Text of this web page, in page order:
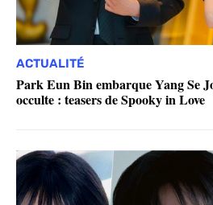
ACTUALITÉ
Park Eun Bin embarque Yang Se
occulte : teasers de Spooky in Love